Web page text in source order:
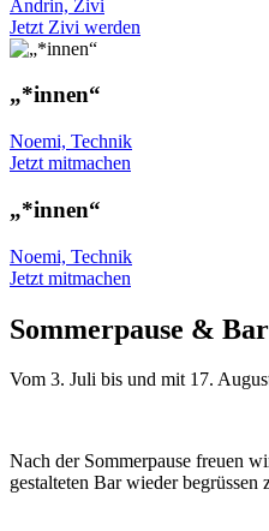
Andrin, Zivi
Jetzt Zivi werden
„*innen“
Noemi, Technik
Jetzt mitmachen
„*innen“
Noemi, Technik
Jetzt mitmachen
Sommerpause &
Vom 3. Juli bis und mit 17.
Nach der Sommerpause freuen
gestalteten Bar wieder begrüssen